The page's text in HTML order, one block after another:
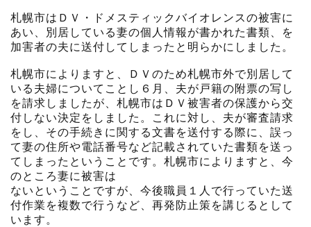
札幌市はＤＶ・ドメスティックバイオレンスの被害に
あい、別居している妻の個人情報が書かれた書類、を
加害者の夫に送付してしまったと明らかにしました。
札幌市によりますと、ＤＶのため札幌市外で別居して
いる夫婦についてことし６月、夫が戸籍の附票の写し
を請求しましたが、札幌市はＤＶ被害者の保護から交
付しない決定をしました。これに対し、夫が審査請求
をし、その手続きに関する文書を送付する際に、誤っ
て妻の住所や電話番号など記載されていた書類を送っ
てしまったということです。札幌市によりますと、今
のところ妻に被害は
ないということですが、今後職員１人で行っていた送
付作業を複数で行うなど、再発防止策を講じるとして
います。